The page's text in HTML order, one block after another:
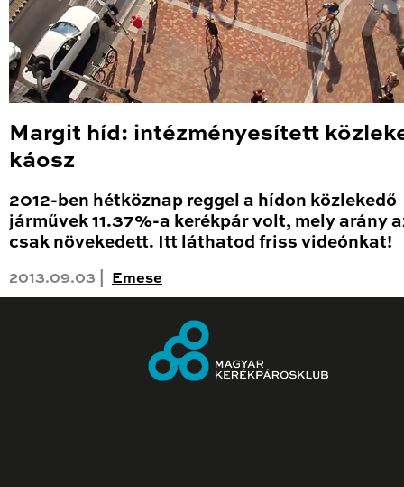
Margit híd: intézményesített
káosz
2012-ben hétköznap reggel a hídon közlekedő
járművek 11.37%-a kerékpár volt, mely arány
csak növekedett. Itt láthatod friss videónkat!
2013.09.03 | Emese